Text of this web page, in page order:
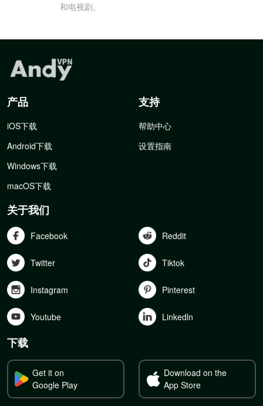
和电视剧。
产品
iOS下载
Android下载
Windows下载
macOS下载
支持
帮助中心
设置指南
关于我们
Facebook Reddit
Twitter Tiktok
Instagram Pinterest
Youtube Linkedln
下载
Get it on
Google Play
Download on the
App Store